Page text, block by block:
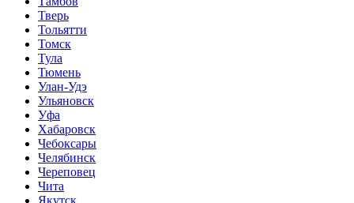
Тверь
Тольятти
Томск
Тула
Тюмень
Улан-Удэ
Ульяновск
Уфа
Хабаровск
Чебоксары
Челябинск
Череповец
Чита
Якутск